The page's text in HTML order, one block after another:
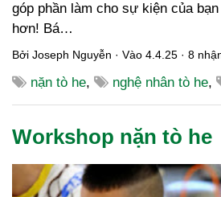
góp phần làm cho sự kiện của
hơn! Bá…
Bởi Joseph Nguyễn · Vào 4.4.25 · 8
nặn tò he, nghệ nhân tò he,
Workshop nặn tò he